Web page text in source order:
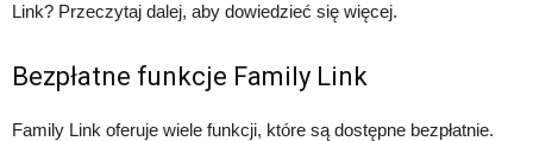
Link? Przeczytaj dalej, aby dowiedzieć się więcej.
Bezpłatne funkcje Family Link
Family Link oferuje wiele funkcji, które są dostępne bezpłatnie.